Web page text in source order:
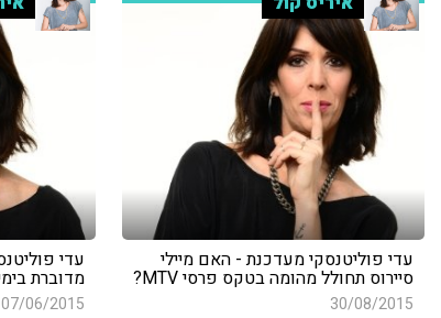
עדי פוליטנסקי מעדכנת - האם מיילי
סיירוס תחולל מהומה בטקס פרסי MTV?
30/08/2015
עדי
מדוברת
07/06/2015